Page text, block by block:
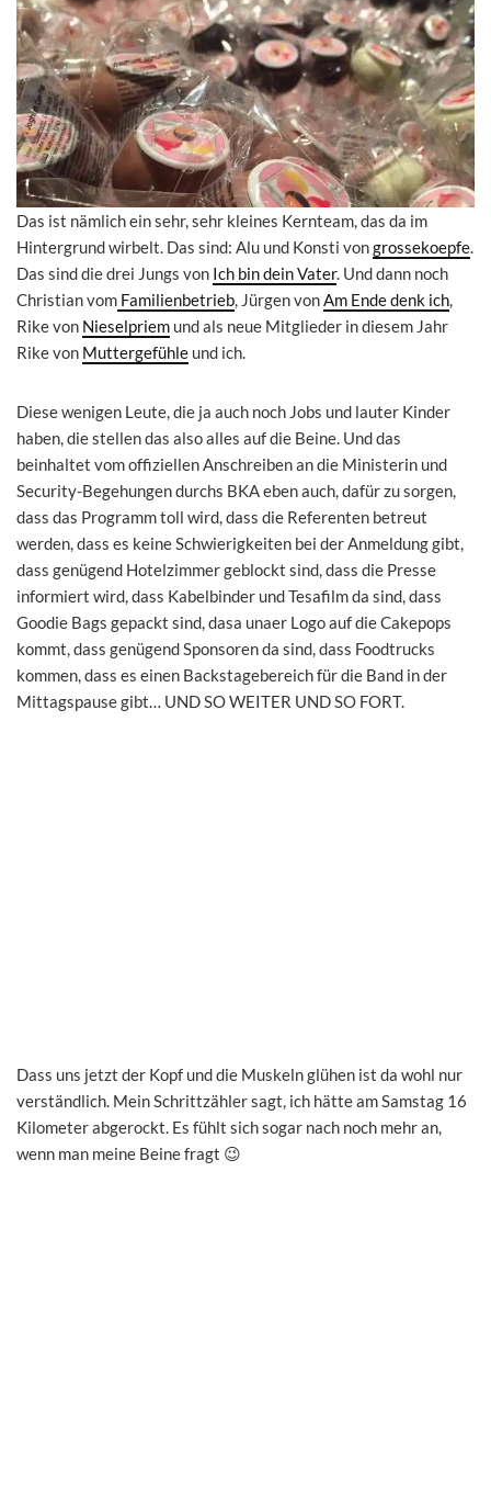
Das ist nämlich ein sehr, sehr kleines Kernteam, das da im
Hintergrund wirbelt. Das sind: Alu und Konsti vongrossekoepfe.
Das sind die drei Jungs von Ich bin dein Vater. Und dann noch
Christian vom Familienbetrieb, Jürgen vonAm Ende denk ich,
Rike von Nieselpriem und als neue Mitglieder in diesem Jahr
Rike von Muttergefühle und ich.
Diese wenigen Leute, die ja auch noch Jobs und lauter Kinder
haben, die stellen das also alles auf die Beine. Und das
beinhaltet vom offiziellen Anschreiben an die Ministerin und
Security-Begehungen durchs BKA eben auch, dafür zu sorgen,
dass das Programm toll wird, dass die Referenten betreut
werden, dass es keine Schwierigkeiten bei der Anmeldung gibt,
dass genügend Hotelzimmer geblockt sind, dass die Presse
informiert wird, dass Kabelbinder und Tesafilm da sind, dass
Goodie Bags gepackt sind, dasa unaer Logo auf die Cakepops
kommt, dass genügend Sponsoren da sind, dass Foodtrucks
kommen, dass es einen Backstagebereich für die Band in der
Mittagspause gibt… UND SO WEITER UND SO FORT.
Dass uns jetzt der Kopf und die Muskeln glühen ist da wohl nur
verständlich. Mein Schrittzähler sagt, ich hätte am Samstag 16
Kilometer abgerockt. Es fühlt sich sogar nach noch mehr an,
wenn man meine Beine fragt 😉